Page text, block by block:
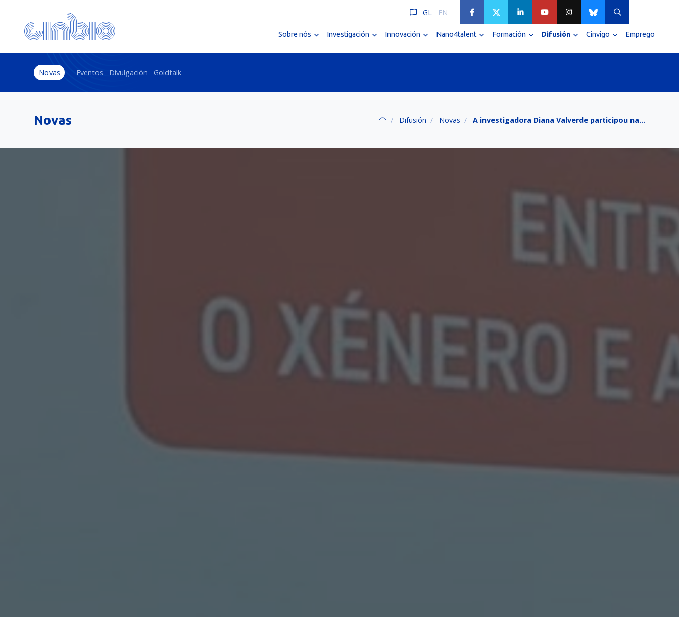
GL EN
Sobre nós Investigación Innovación Nano4talent Formación Difusión Cinvigo Emprego
Novas Eventos Divulgación Goldtalk
Novas Difusión Novas A investigadora Diana Valverde participou na…